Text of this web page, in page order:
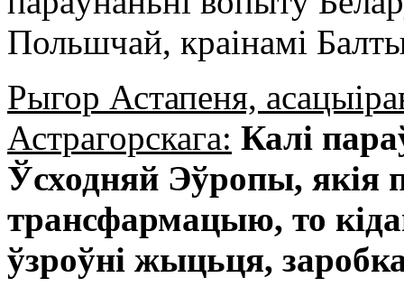
Польшчай, краінамі
Рыгор Астапеня,
Астрагорскага: Калі
Ўсходняй Эўропы, якія
трансфармацыю, то
ўзроўні жыцьця,